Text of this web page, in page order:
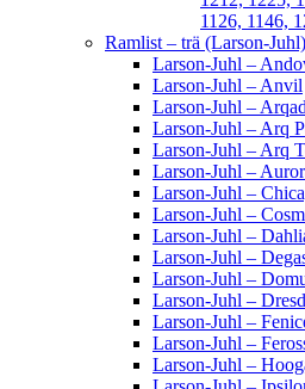
1126, 1146,
Ramlist – trä (Larson-Juhl)
Larson-Juhl –
Larson-Juhl – Anvil
Larson-Juhl –
Larson-Juhl – Arq
Larson-Juhl – Arq
Larson-Juhl –
Larson-Juhl –
Larson-Juhl –
Larson-Juhl –
Larson-Juhl –
Larson-Juhl –
Larson-Juhl –
Larson-Juhl –
Larson-Juhl –
Larson-Juhl –